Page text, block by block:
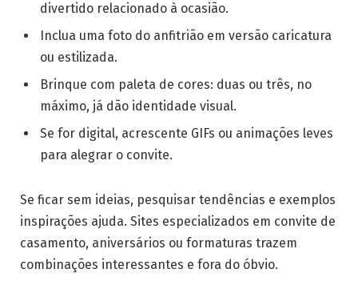
divertido relacionado à ocasião.
Inclua uma foto do anfitrião em versão caricatura
ou estilizada.
Brinque com paleta de cores: duas ou três, no
máximo, já dão identidade visual.
Se for digital, acrescente GIFs ou animações leves
para alegrar o convite.
Se ficar sem ideias, pesquisar tendências e exemplos
inspirações ajuda. Sites especializados em convite de
casamento, aniversários ou formaturas trazem
combinações interessantes e fora do óbvio.